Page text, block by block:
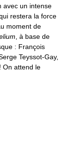
avec un intense
restera la force
moment de
, à base de
: François
Teyssot-Gay,
On attend le